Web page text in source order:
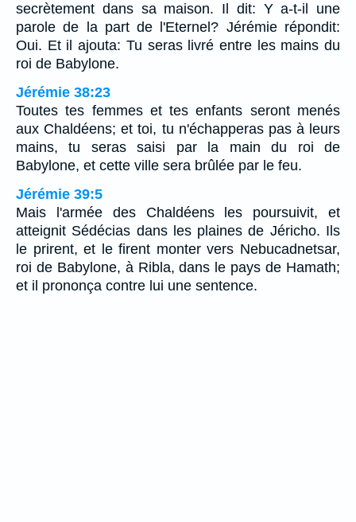
secrètement dans sa maison. Il dit: Y a-t-il une
parole de la part de l'Eternel? Jérémie répondit:
Oui. Et il ajouta: Tu seras livré entre les mains du
roi de Babylone.
Jérémie 38:23
Toutes tes femmes et tes enfants seront menés
aux Chaldéens; et toi, tu n'échapperas pas à leurs
mains, tu seras saisi par la main du roi de
Babylone, et cette ville sera brûlée par le feu.
Jérémie 39:5
Mais l'armée des Chaldéens les poursuivit, et
atteignit Sédécias dans les plaines de Jéricho. Ils
le prirent, et le firent monter vers Nebucadnetsar,
roi de Babylone, à Ribla, dans le pays de Hamath;
et il prononça contre lui une sentence.